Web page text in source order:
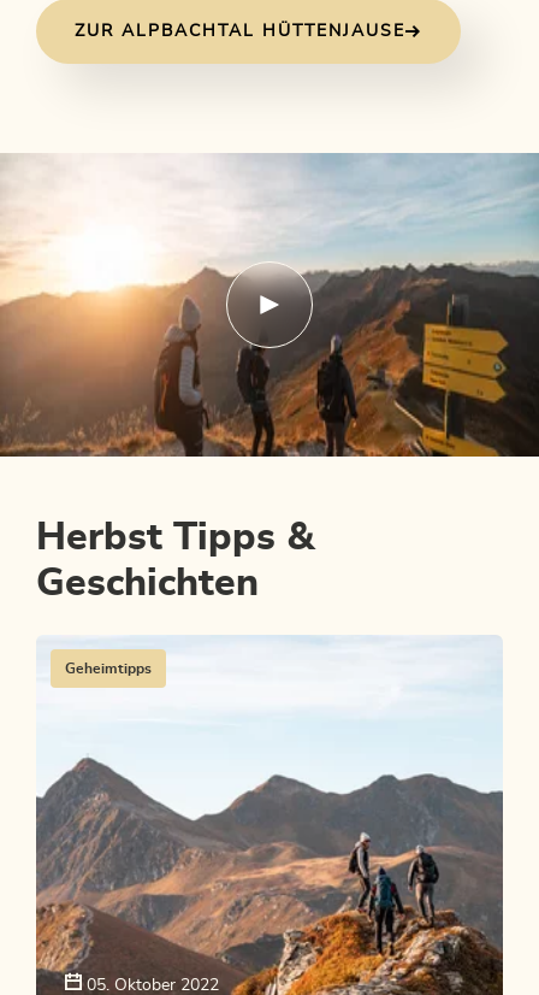
ZUR ALPBACHTAL HÜTTENJAUSE
Herbst Tipps &
Geschichten
Geheimtipps
05. Oktober 2022